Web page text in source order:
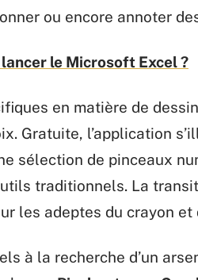
ou encore annoter
le Microsoft Excel ?
en matière de
Gratuite, l’application
sélection de pinceaux
traditionnels. La
les adeptes du crayon et
à la recherche d’un